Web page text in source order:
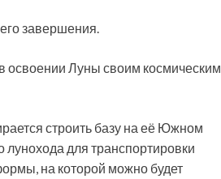
завершения.
освоении Луны своим космическим
строить базу на её Южном
лунохода для транспортировки
на которой можно будет